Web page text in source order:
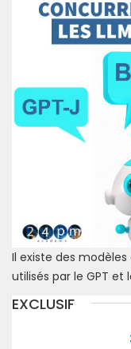
Il existe des
utilisés par le GPT et
EXCLUSIF